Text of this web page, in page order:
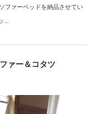
ファーベッドを納品させてい
...
ァー＆コタツ